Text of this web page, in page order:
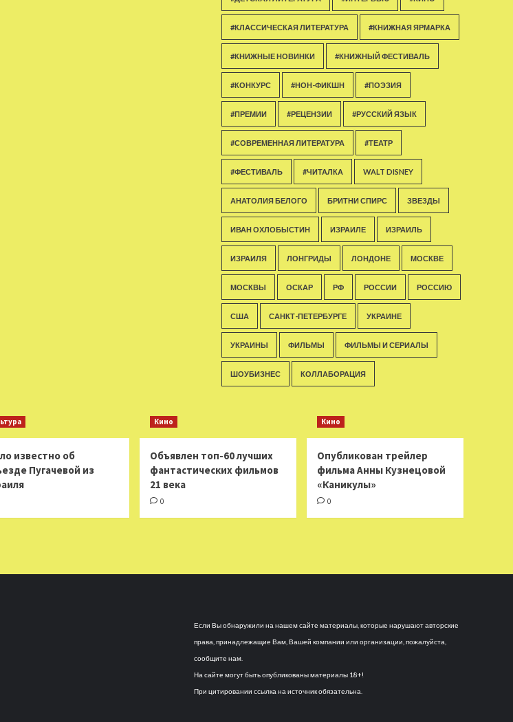
#КЛАССИЧЕСКАЯ ЛИТЕРАТУРА #КНИЖНАЯ ЯРМАРКА
#КНИЖНЫЕ НОВИНКИ #КНИЖНЫЙ ФЕСТИВАЛЬ
#КОНКУРС #НОН-ФИКШН #ПОЭЗИЯ
#ПРЕМИИ #РЕЦЕНЗИИ #РУССКИЙ ЯЗЫК
#СОВРЕМЕННАЯ ЛИТЕРАТУРА #ТЕАТР
#ФЕСТИВАЛЬ #ЧИТАЛКА WALT DISNEY
АНАТОЛИЯ БЕЛОГО БРИТНИ СПИРС ЗВЕЗДЫ
ИВАН ОХЛОБЫСТИН ИЗРАИЛЕ ИЗРАИЛЬ
ИЗРАИЛЯ ЛОНГРИДЫ ЛОНДОНЕ МОСКВЕ
МОСКВЫ ОСКАР РФ РОССИИ РОССИЮ
США САНКТ-ПЕТЕРБУРГЕ УКРАИНЕ
УКРАИНЫ ФИЛЬМЫ ФИЛЬМЫ И СЕРИАЛЫ
ШОУБИЗНЕС КОЛЛАБОРАЦИЯ
известно об
Пугачевой из
Кино
Объявлен топ-60 лучших
фантастических фильмов
21 века
0
Кино
Опубликован трейлер
фильма Анны Кузнецовой
«Каникулы»
0
Если Вы обнаружили на нашем сайте материалы, которые нарушают авторские
права, принадлежащие Вам, Вашей компании или организации, пожалуйста,
сообщите нам.
На сайте могут быть опубликованы материалы 18+!
При цитировании ссылка на источник обязательна.